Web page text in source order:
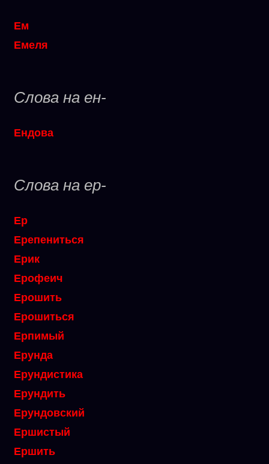
Ем
Емеля
Слова на ен-
Ендова
Слова на ер-
Ер
Ерепениться
Ерик
Ерофеич
Ерошить
Ерошиться
Ерпимый
Ерунда
Ерундистика
Ерундить
Ерундовский
Ершистый
Ершить